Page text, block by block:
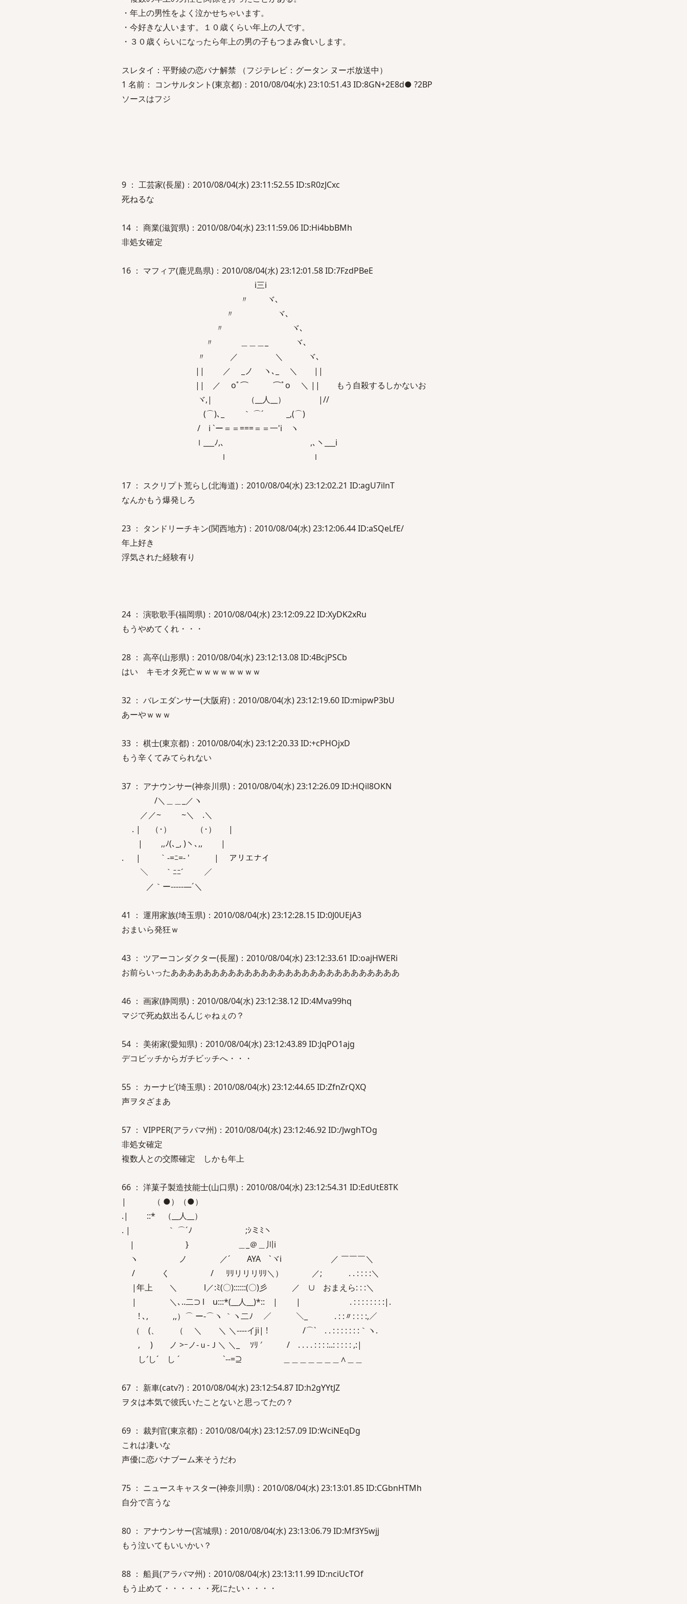
・年上の男性をよく泣かせちゃいます。
・今好きな人います。１０歳くらい年上の人です。
・３０歳くらいになったら年上の男の子もつまみ食いします。
スレタイ：平野綾の恋バナ解禁 （フジテレビ：グータン ヌーボ放送中）
1 名前： コンサルタント(東京都)：2010/08/04(水) 23:10:51.43 ID:8GN+2E8d● ?2BP
ソースはフジ
9 ： 工芸家(長屋)：2010/08/04(水) 23:11:52.55 ID:sR0zJCxc
死ねるな
14 ： 商業(滋賀県)：2010/08/04(水) 23:11:59.06 ID:Hi4bbBMh
非処女確定
16 ： マフィア(鹿児島県)：2010/08/04(水) 23:12:01.58 ID:7FzdPBeE
i三i
〃 ヾ､
〃 ヾ､
〃 ヾ､
〃 ＿＿＿_ ヾ､
〃 ／ ＼ ヾ､
|| ／ _ノ ヽ､_ ＼ ||
|| ／ oﾟ⌒ ⌒ﾟo ＼ || もう自殺するしかないお
ヾ,| （__人__） |//
(⌒)､_ ｀ ⌒´ _,(⌒)
/ i `ー＝＝===＝＝一'i ヽ
ｌ___ﾉ,、 ,､ヽ___i
ｌ ｌ
17 ： スクリプト荒らし(北海道)：2010/08/04(水) 23:12:02.21 ID:agU7ilnT
なんかもう爆発しろ
23 ： タンドリーチキン(関西地方)：2010/08/04(水) 23:12:06.44 ID:aSQeLfE/
年上好き
浮気された経験有り
24 ： 演歌歌手(福岡県)：2010/08/04(水) 23:12:09.22 ID:XyDK2xRu
もうやめてくれ・・・
28 ： 高卒(山形県)：2010/08/04(水) 23:12:13.08 ID:4BcjPSCb
はい キモオタ死亡ｗｗｗｗｗｗｗｗ
32 ： バレエダンサー(大阪府)：2010/08/04(水) 23:12:19.60 ID:mipwP3bU
あーやｗｗｗ
33 ： 棋士(東京都)：2010/08/04(水) 23:12:20.33 ID:+cPHOjxD
もう辛くてみてられない
37 ： アナウンサー(神奈川県)：2010/08/04(水) 23:12:26.09 ID:HQil8OKN
/＼＿＿_／ヽ
／／~ ~＼ .＼
. | （･） （･） |
| ,,ﾉ(､_, )ヽ､,, |
. | ｀-=ﾆ=- ' | アリエナイ
＼ ｀ﾆﾆ´ ／
／｀ー‐--‐‐―´＼
41 ： 運用家族(埼玉県)：2010/08/04(水) 23:12:28.15 ID:0J0UEjA3
おまいら発狂ｗ
43 ： ツアーコンダクター(長屋)：2010/08/04(水) 23:12:33.61 ID:oajHWERi
お前らいったああああああああああああああああああああああああああああ
46 ： 画家(静岡県)：2010/08/04(水) 23:12:38.12 ID:4Mva99hq
マジで死ぬ奴出るんじゃねぇの？
54 ： 美術家(愛知県)：2010/08/04(水) 23:12:43.89 ID:JqPO1ajg
デコビッチからガチビッチへ・・・
55 ： カーナビ(埼玉県)：2010/08/04(水) 23:12:44.65 ID:ZfnZrQXQ
声ヲタざまあ
57 ： VIPPER(アラバマ州)：2010/08/04(水) 23:12:46.92 ID:/JwghTOg
非処女確定
複数人との交際確定 しかも年上
66 ： 洋菓子製造技能士(山口県)：2010/08/04(水) 23:12:54.31 ID:EdUtE8TK
| （ ●）（●）
.| ::* （__人__）
. | ｀ ⌒´ﾉ ;ｼミﾐヽ
| } ＿_＠＿川i
ヽ ノ ／´ AYA `ヾi ／ ￣￣￣＼
/ く / ﾘﾘリリリﾘﾘ＼） ／; . . : : : :＼
|年上 ＼ l／:ﾐ(〇)::::::(〇)彡 ／ ∪ おまえら: : :＼
| ＼､..二⊃ l u:::*(__人__)*:: | | . : : : : : : : :|.
! ､, ,,）⌒ ー-⌒ヽ ｀ヽ二ﾉ ／ ＼_ . : :〃: : : :,／
（ (、 （ ＼ ＼ ＼‐--‐イji| ! /⌒` . . : : : : : : :｀ヽ.
,ゝ )ゝ ノ >ｰノ‐ｕ-Ｊ＼ ＼_ ｿﾘ ′ / . . . . : : : :..: : : : : ,:|
し′し´ し ´ `--=⊇ ＿＿＿＿＿＿＿∧＿＿
67 ： 新車(catv?)：2010/08/04(水) 23:12:54.87 ID:h2gYYtJZ
ヲタは本気で彼氏いたことないと思ってたの？
69 ： 裁判官(東京都)：2010/08/04(水) 23:12:57.09 ID:WciNEqDg
これは凄いな
声優に恋バナブーム来そうだわ
75 ： ニュースキャスター(神奈川県)：2010/08/04(水) 23:13:01.85 ID:CGbnHTMh
自分で言うな
80 ： アナウンサー(宮城県)：2010/08/04(水) 23:13:06.79 ID:Mf3Y5wjj
もう泣いてもいいかい？
88 ： 船員(アラバマ州)：2010/08/04(水) 23:13:11.99 ID:nciUcTOf
もう止めて・・・・・・死にたい・・・・